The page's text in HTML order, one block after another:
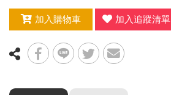
運動包款
鞋袋
羽球矩形包/背包
配件
握把布
襪子&毛巾
護具
☆ 指定球拍贈指定線
加入購物車 加入追蹤清單